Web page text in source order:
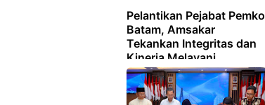
Pelantikan Pejabat Pemko
Batam, Amsakar
Tekankan Integritas dan
Kinerja Melayani